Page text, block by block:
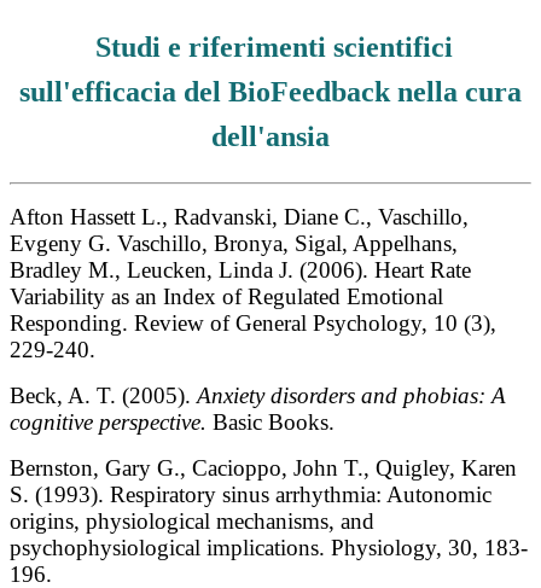
Studi e riferimenti scientifici
sull'efficacia del BioFeedback nella cura
dell'ansia
Afton Hassett L., Radvanski, Diane C., Vaschillo,
Evgeny G. Vaschillo, Bronya, Sigal, Appelhans,
Bradley M., Leucken, Linda J. (2006). Heart Rate
Variability as an Index of Regulated Emotional
Responding. Review of General Psychology, 10 (3),
229-240.
Beck, A. T. (2005). Anxiety disorders and phobias: A
cognitive perspective. Basic Books.
Bernston, Gary G., Cacioppo, John T., Quigley, Karen
S. (1993). Respiratory sinus arrhythmia: Autonomic
origins, physiological mechanisms, and
psychophysiological implications. Physiology, 30, 183-
196.